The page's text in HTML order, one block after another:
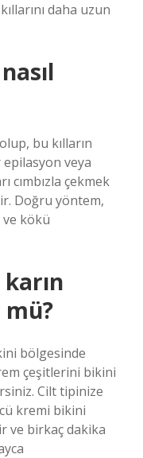
daha uzun
bu kılların
epilasyon veya
cımbızla çekmek
Doğru yöntem,
kökü
bölgesinde
​​çeşitlerini bikini
Cilt tipinize
kremi bikini
ve birkaç dakika